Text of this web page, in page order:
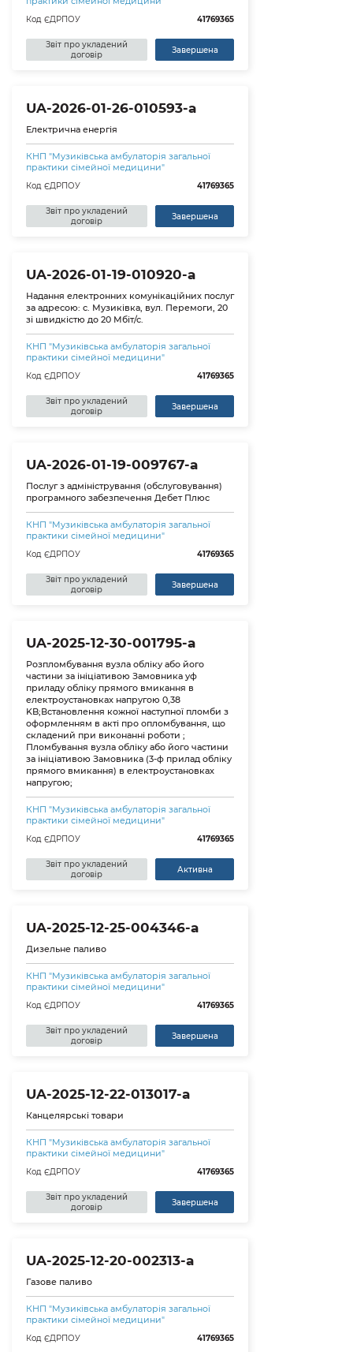
Код ЄДРПОУ 41769365
Звіт про укладений
договір
Завершена
UA-2026-01-26-010593-a
Електрична енергія
КНП "Музиківська амбулаторія загальної
практики сімейної медицини"
Код ЄДРПОУ 41769365
Звіт про укладений
договір
Завершена
UA-2026-01-19-010920-a
Надання електронних комунікаційних послуг
за адресою: с. Музиківка, вул. Перемоги, 20
зі швидкістю до 20 Мбіт/с.
КНП "Музиківська амбулаторія загальної
практики сімейної медицини"
Код ЄДРПОУ 41769365
Звіт про укладений
договір
Завершена
UA-2026-01-19-009767-a
Послуг з адміністрування (обслуговування)
програмного забезпечення Дебет Плюс
КНП "Музиківська амбулаторія загальної
практики сімейної медицини"
Код ЄДРПОУ 41769365
Звіт про укладений
договір
Завершена
UA-2025-12-30-001795-a
Розпломбування вузла обліку або його
частини за ініціативою Замовника уф
приладу обліку прямого вмикання в
електроустановках напругою 0,38
KB;Встановлення кожної наступної пломби з
оформленням в акті про опломбування, що
складений при виконанні роботи ;
Пломбування вузла обліку або його частини
за ініціативою Замовника (3-ф прилад обліку
прямого вмикання) в електроустановках
напругою;
КНП "Музиківська амбулаторія загальної
практики сімейної медицини"
Код ЄДРПОУ 41769365
Звіт про укладений
договір
Активна
UA-2025-12-25-004346-a
Дизельне паливо
КНП "Музиківська амбулаторія загальної
практики сімейної медицини"
Код ЄДРПОУ 41769365
Звіт про укладений
договір
Завершена
UA-2025-12-22-013017-a
Канцелярські товари
КНП "Музиківська амбулаторія загальної
практики сімейної медицини"
Код ЄДРПОУ 41769365
Звіт про укладений
договір
Завершена
UA-2025-12-20-002313-a
Газове паливо
КНП "Музиківська амбулаторія загальної
практики сімейної медицини"
Код ЄДРПОУ 41769365